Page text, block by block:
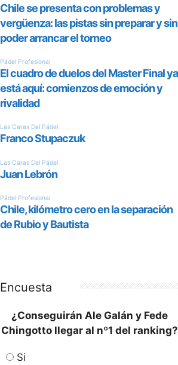
Encuesta
¿Conseguirán Ale Galán y Fede
Chingotto llegar al nº1 del ranking?
Si